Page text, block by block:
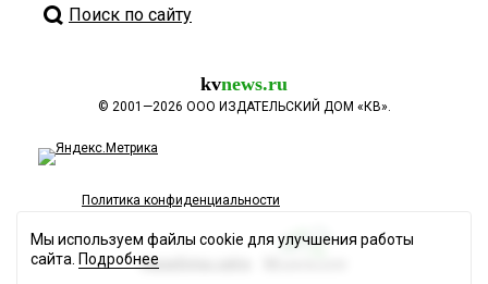
Поиск по сайту
kvnews.ru
© 2001—2026 ООО ИЗДАТЕЛЬСКИЙ ДОМ «КВ».
Политика конфиденциальности
Разработка сайта
Мы используем файлы cookie для улучшения работы
сайта. Подробнее